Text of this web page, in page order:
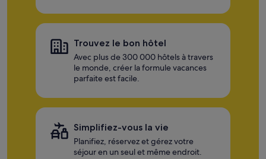
Trouvez le bon hôtel
Avec plus de 300 000 hôtels à travers
le monde, créer la formule vacances
parfaite est facile.
Simplifiez-vous la vie
Planifiez, réservez et gérez votre
séjour en un seul et même endroit.